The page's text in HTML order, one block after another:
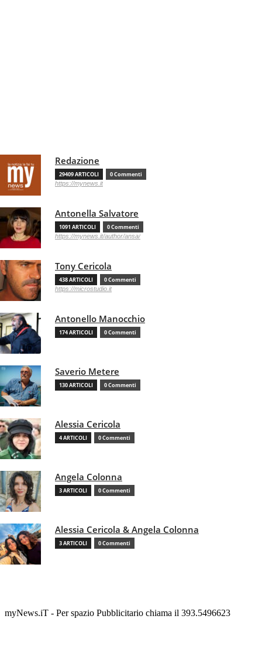
Redazione
29409 ARTICOLI 0 Commenti
https://mynews.it
Antonella Salvatore
1091 ARTICOLI 0 Commenti
https://mynews.it/author/ansa/
Tony Cericola
438 ARTICOLI 0 Commenti
https://microstudio.it
Antonello Manocchio
174 ARTICOLI 0 Commenti
Saverio Metere
130 ARTICOLI 0 Commenti
Alessia Cericola
4 ARTICOLI 0 Commenti
Angela Colonna
3 ARTICOLI 0 Commenti
Alessia Cericola & Angela Colonna
3 ARTICOLI 0 Commenti
myNews.iT - Per spazio Pubblicitario chiama il 393.5496623